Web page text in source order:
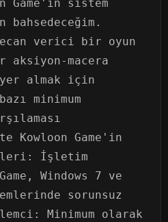
Game'in sistem
bahsedeceğim.
verici bir oyun
aksiyon-macera
yer almak için
minimum
Kowloon Game'in
İşletim
Windows 7 ve
sorunsuz
Minimum olarak